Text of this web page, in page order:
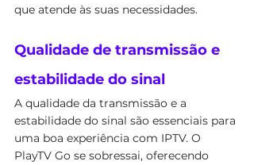
que atende às suas necessidades.
Qualidade de transmissão e
estabilidade do sinal
A qualidade da transmissão e a
estabilidade do sinal são essenciais para
uma boa experiência com IPTV. O
PlayTV Go se sobressai, oferecendo